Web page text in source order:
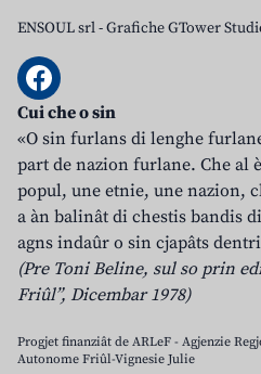
ENSOUL srl-Grafiche GTower
Cui che o sin
«O sin furlans di lenghe
part de nazion furlane. Che al
popul, une etnie, une nazion,
a àn balinât di chestis bandis
agns indaûr o sin cjapâts
(Pre Toni Beline, sul so prin
Friûl”, Dicembar 1978)
Progjet finanziât de ARLeF - Agjenzie
Autonome Friûl-Vignesie Julie